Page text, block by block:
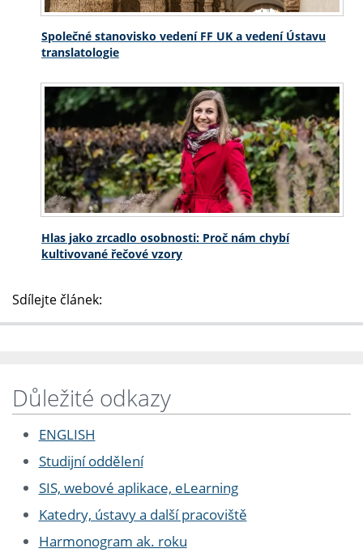
Společné stanovisko vedení FF UK a vedení Ústavu
translatologie
Hlas jako zrcadlo osobnosti: Proč nám chybí
kultivované řečové vzory
Sdílejte článek:
Důležité odkazy
ENGLISH
Studijní oddělení
SIS, webové aplikace, eLearning
Katedry, ústavy a další pracoviště
Harmonogram ak. roku